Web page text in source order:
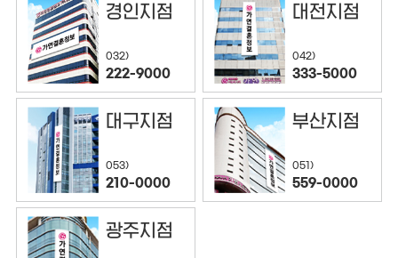
경인지점
032)
222-9000
대전지점
042)
333-5000
대구지점
053)
210-0000
부산지점
051)
559-0000
광주지점